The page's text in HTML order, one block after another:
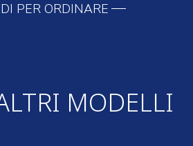
PER ORDINARE
MODELLI